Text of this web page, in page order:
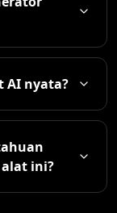
AI nyata?
ini?